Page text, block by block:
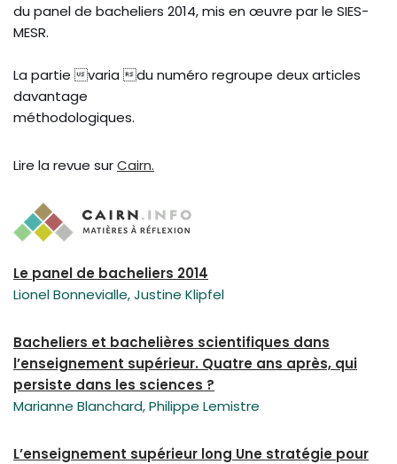
du panel de bacheliers 2014, mis en œuvre par le SIES-
MESR.
La partie varia du numéro regroupe deux articles
davantage
méthodologiques.
Lire la revue surCairn.
Le panel de bacheliers 2014
Lionel Bonnevialle, Justine Klipfel
Bacheliers et bachelières scientifiques dans
l’enseignement supérieur. Quatre ans après, qui
persiste dans les sciences ?
Marianne Blanchard, Philippe Lemistre
L’enseignement supérieur long Une stratégie pour